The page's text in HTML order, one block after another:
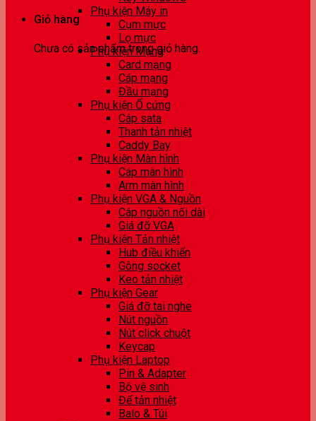
Giỏ hàng
Chưa có sản phẩm trong giỏ hàng.
Phụ kiện Máy in
Cụm mực
Lọ mực
Phụ kiện Mạng
Card mạng
Cáp mạng
Đầu mạng
Phụ kiện Ổ cứng
Cáp sata
Thanh tản nhiệt
Caddy Bay
Phụ kiện Màn hình
Cáp màn hình
Arm màn hình
Phụ kiện VGA & Nguồn
Cáp nguồn nối dài
Giá đỡ VGA
Phụ kiện Tản nhiệt
Hub điều khiển
Gông socket
Keo tản nhiệt
Phụ kiện Gear
Giá đỡ tai nghe
Nút nguồn
Nút click chuột
Keycap
Phụ kiện Laptop
Pin & Adapter
Bộ vệ sinh
Đế tản nhiệt
Balo & Túi